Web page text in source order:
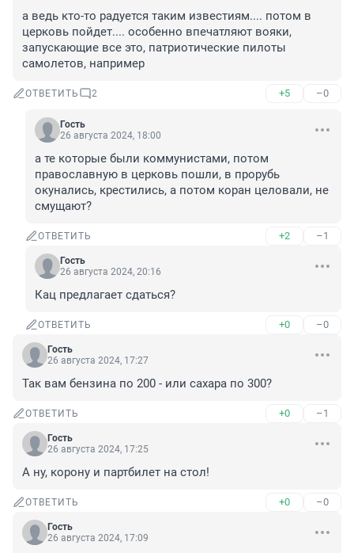
а ведь кто-то радуется таким известиям.... потом в
церковь пойдет.... особенно впечатляют вояки,
запускающие все это, патриотические пилоты
самолетов, например
ОТВЕТИТЬ 2 +5 –0
Гость
26 августа 2024, 18:00
а те которые были коммунистами, потом
православную в церковь пошли, в прорубь
окунались, крестились, а потом коран целовали, не
смущают?
ОТВЕТИТЬ +2 –1
Гость
26 августа 2024, 20:16
Кац предлагает сдаться?
ОТВЕТИТЬ +0 –0
Гость
26 августа 2024, 17:27
Так вам бензина по 200 - или сахара по 300?
ОТВЕТИТЬ +0 –1
Гость
26 августа 2024, 17:25
А ну, корону и партбилет на стол!
ОТВЕТИТЬ +0 –0
Гость
26 августа 2024, 17:09